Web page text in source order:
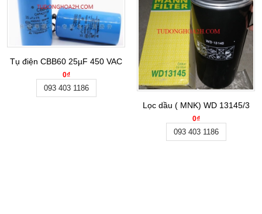
Tụ điện CBB60 25µF 450 VAC
0₫
093 403 1186
Lọc dầu ( MNK) WD 13145/3
0₫
093 403 1186